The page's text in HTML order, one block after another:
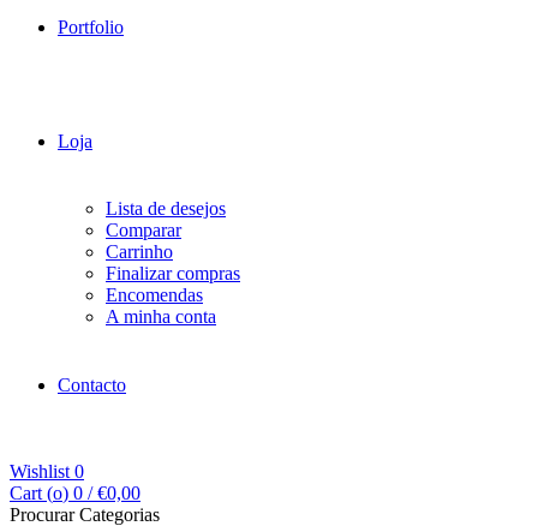
Portfolio
Loja
Lista de desejos
Comparar
Carrinho
Finalizar compras
Encomendas
A minha conta
Contacto
Wishlist 0
Cart (o) 0 / €0,00
Procurar Categorias